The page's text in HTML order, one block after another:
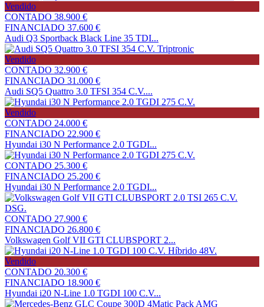
Vendido
CONTADO 38.900 €
FINANCIADO 37.600 €
Audi Q3 Sportback Black Line 35 TDI...
Vendido
CONTADO 32.900 €
FINANCIADO 31.000 €
Audi SQ5 Quattro 3.0 TFSI 354 C.V....
Vendido
CONTADO 24.000 €
FINANCIADO 22.900 €
Hyundai i30 N Performance 2.0 TGDI...
CONTADO 25.300 €
FINANCIADO 25.200 €
Hyundai i30 N Performance 2.0 TGDI...
CONTADO 27.900 €
FINANCIADO 26.800 €
Volkswagen Golf VII GTI CLUBSPORT 2...
Vendido
CONTADO 20.300 €
FINANCIADO 18.900 €
Hyundai i20 N-Line 1.0 TGDI 100 C.V...